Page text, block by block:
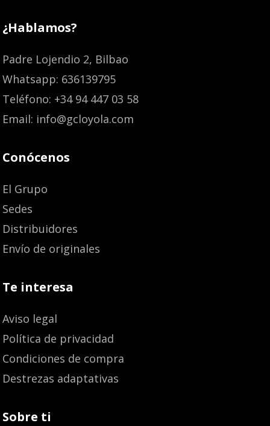
¿Hablamos?
Padre Lojendio 2, Bilbao
Whatsapp: 636139795
Teléfono: +34 94 447 03 58
Email: info@gcloyola.com
Conócenos
El Grupo
Sedes
Distribuidores
Envío de originales
Te interesa
Aviso legal
Política de privacidad
Condiciones de compra
Destrezas adaptativas
Sobre ti